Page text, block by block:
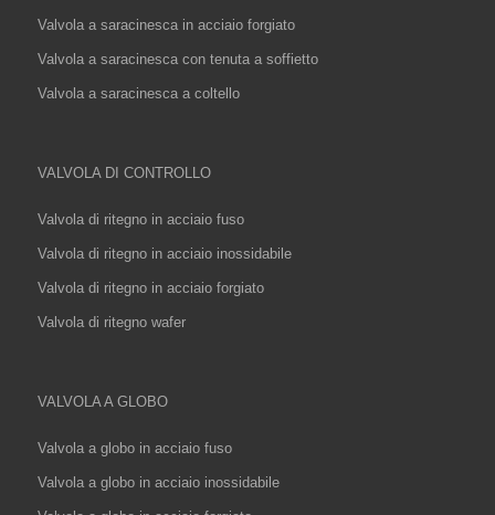
Valvola a saracinesca in acciaio forgiato
Valvola a saracinesca con tenuta a soffietto
Valvola a saracinesca a coltello
VALVOLA DI CONTROLLO
Valvola di ritegno in acciaio fuso
Valvola di ritegno in acciaio inossidabile
Valvola di ritegno in acciaio forgiato
Valvola di ritegno wafer
VALVOLA A GLOBO
Valvola a globo in acciaio fuso
Valvola a globo in acciaio inossidabile